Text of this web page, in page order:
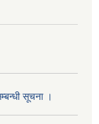
सूचना ।